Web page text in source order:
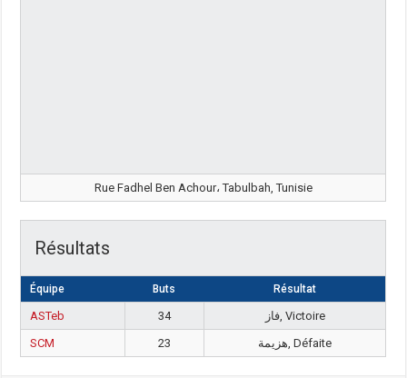
Rue Fadhel Ben Achour، Tabulbah, Tunisie
Résultats
Équipe Buts Résultat
ASTeb 34
فاز, Victoire
SCM
23 هزيمة, Défaite